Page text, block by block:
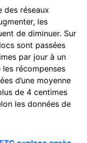
des réseaux
les
de diminuer. Sur
sont passées
par jour à un
les récompenses
d’une moyenne
de 4 centimes
les données de